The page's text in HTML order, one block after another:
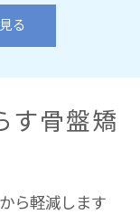
る
す骨盤矯
ら軽減します